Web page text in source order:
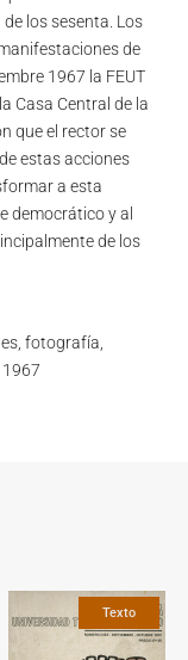
los sesenta. Los
de
1967 la FEUT
Casa Central de la
que el rector se
estas acciones
a esta
democrático y al
de los
fotografía,
Texto